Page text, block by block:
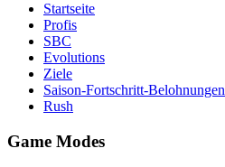
Startseite
Profis
SBC
Evolutions
Ziele
Saison-Fortschritt-Belohnungen
Rush
Game Modes